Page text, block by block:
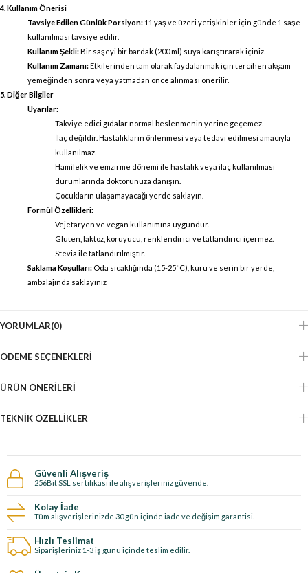
4. Kullanım Önerisi
Tavsiye Edilen Günlük Porsiyon: 11 yaş ve üzeri yetişkinler için günde 1 saşe
kullanılması tavsiye edilir.
Kullanım Şekli:Bir saşeyi bir bardak (200 ml) suya karıştırarak içiniz.
Kullanım Zamanı:Etkilerinden tam olarak faydalanmak için tercihen akşam
yemeğinden sonra veya yatmadan önce alınması önerilir.
5. Diğer Bilgiler
Uyarılar:
Takviye edici gıdalar normal beslenmenin yerine geçemez.
İlaç değildir. Hastalıkların önlenmesi veya tedavi edilmesi amacıyla
kullanılmaz.
Hamilelik ve emzirme dönemi ile hastalık veya ilaç kullanılması
durumlarında doktorunuza danışın.
Çocukların ulaşamayacağı yerde saklayın.
Formül Özellikleri:
Vejetaryen ve vegan kullanımına uygundur.
Gluten, laktoz, koruyucu, renklendirici ve tatlandırıcı içermez.
Stevia ile tatlandırılmıştır.
Saklama Koşulları: Oda sıcaklığında (15-25°C), kuru ve serin bir yerde,
ambalajında saklayınız
YORUMLAR(0)
ÖDEME SEÇENEKLERI
ÜRÜN ÖNERILERI
TEKNIK ÖZELLIKLER
Güvenli Alışveriş
256Bit SSL sertifikası ile alışverişleriniz güvende.
Kolay İade
Tüm alışverişlerinizde 30 gün içinde iade ve değişim garantisi.
Hızlı Teslimat
Siparişleriniz 1-3 iş günü içinde teslim edilir.